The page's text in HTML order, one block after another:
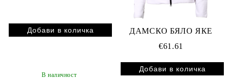
В наличност
ДАМСКО БЯЛО ЯКЕ
€61.61